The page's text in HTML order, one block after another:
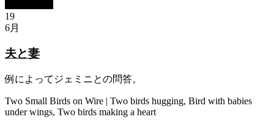
19
6月
夫と妻
例によってジェミニとの問答。
Two Small Birds on Wire | Two birds hugging, Bird with babies
under wings, Two birds making a heart